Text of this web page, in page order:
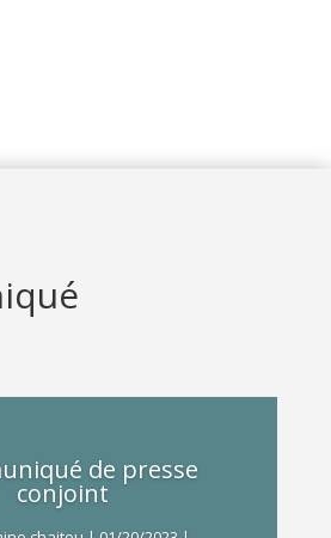
de presse
conjoint